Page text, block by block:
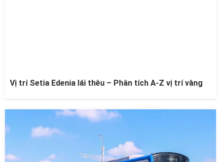
Vị trí Setia Edenia lái thêu – Phân tích A-Z vị trí vàng